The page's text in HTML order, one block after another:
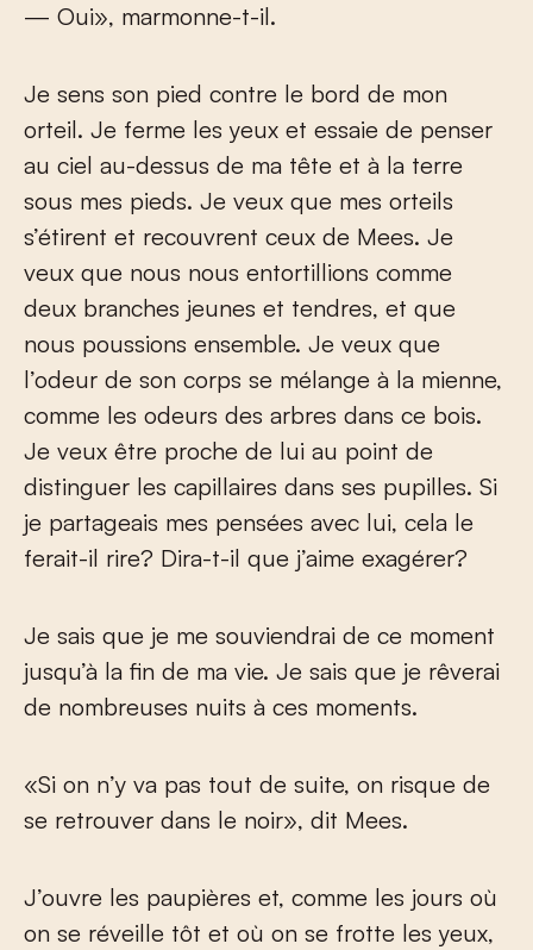
— Oui», marmonne-t-il.
Je sens son pied contre le bord de mon
orteil. Je ferme les yeux et essaie de penser
au ciel au-dessus de ma tête et à la terre
sous mes pieds. Je veux que mes orteils
s’étirent et recouvrent ceux de Mees. Je
veux que nous nous entortillions comme
deux branches jeunes et tendres, et que
nous poussions ensemble. Je veux que
l’odeur de son corps se mélange à la mienne,
comme les odeurs des arbres dans ce bois.
Je veux être proche de lui au point de
distinguer les capillaires dans ses pupilles. Si
je partageais mes pensées avec lui, cela le
ferait-il rire? Dira-t-il que j’aime exagérer?
Je sais que je me souviendrai de ce moment
jusqu’à la fin de ma vie. Je sais que je rêverai
de nombreuses nuits à ces moments.
«Si on n’y va pas tout de suite, on risque de
se retrouver dans le noir», dit Mees.
J’ouvre les paupières et, comme les jours où
on se réveille tôt et où on se frotte les yeux,